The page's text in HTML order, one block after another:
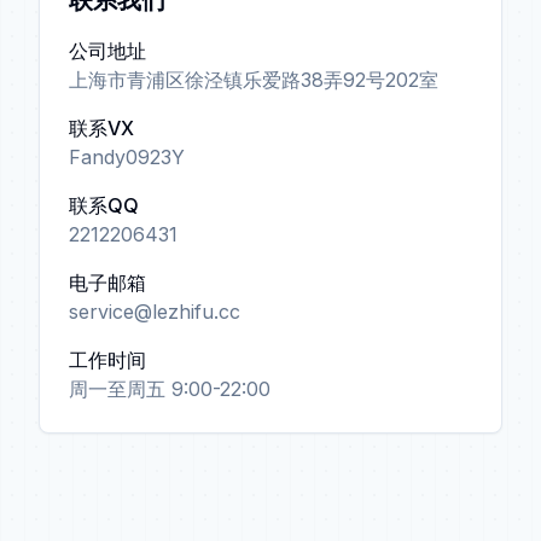
公司地址
上海市青浦区徐泾镇乐爱路38弄92号202室
联系VX
Fandy0923Y
联系QQ
2212206431
电子邮箱
service@lezhifu.cc
工作时间
周一至周五 9:00-22:00